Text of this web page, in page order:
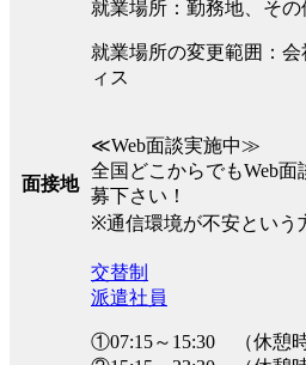
就業場所：勤務地、そ
就業場所の変更範囲：
ィス
面接地
≪Web面談実施中≫
全国どこからでもWeb
募下さい！
※通信環境が不安という
交替制
派遣社員
①07:15～15:30 （休憩